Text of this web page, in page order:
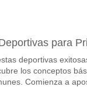
Villa 10 May
para
del partido, con una
para
deportivas
los conceptos
Comienza a